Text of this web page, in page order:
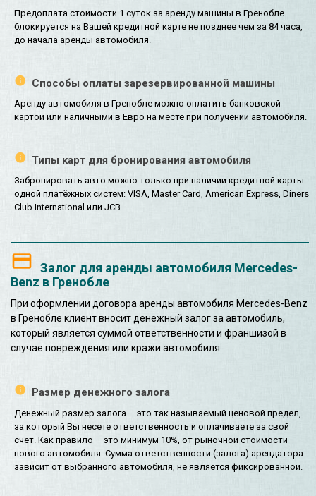
Предоплата стоимости 1 суток за аренду машины в Гренобле
блокируется на Вашей кредитной карте не позднее чем за 84 часа,
до начала аренды автомобиля.
Способы оплаты зарезервированной машины
Аренду автомобиля в Гренобле можно оплатить банковской
картой или наличными в Евро на месте при получении автомобиля.
Типы карт для бронирования автомобиля
Забронировать авто можно только при наличии кредитной карты
одной платёжных систем: VISA, Master Card, American Express, Diners
Club International или JCB.
Залог для аренды автомобиля Mercedes-
Benz в Гренобле
При оформлении договора аренды автомобиля Mercedes-Benz
в Гренобле клиент вносит денежный залог за автомобиль,
который является суммой ответственности и франшизой в
случае повреждения или кражи автомобиля.
Размер денежного залога
Денежный размер залога – это так называемый ценовой предел,
за который Вы несете ответственность и оплачиваете за свой
счет. Как правило – это минимум 10%, от рыночной стоимости
нового автомобиля. Сумма ответственности (залога) арендатора
зависит от выбранного автомобиля, не является фиксированной.